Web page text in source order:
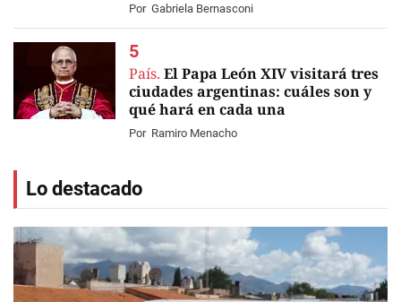
Por Gabriela Bernasconi
País. El Papa León XIV visitará tres
ciudades argentinas: cuáles son y
qué hará en cada una
Por Ramiro Menacho
Lo destacado